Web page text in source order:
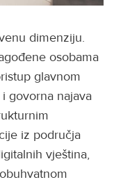
dimenziju.
osobama
glavnom
govorna najava
iz područja
vještina,